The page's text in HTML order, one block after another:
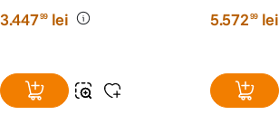
3.44799 lei 5.57299 lei